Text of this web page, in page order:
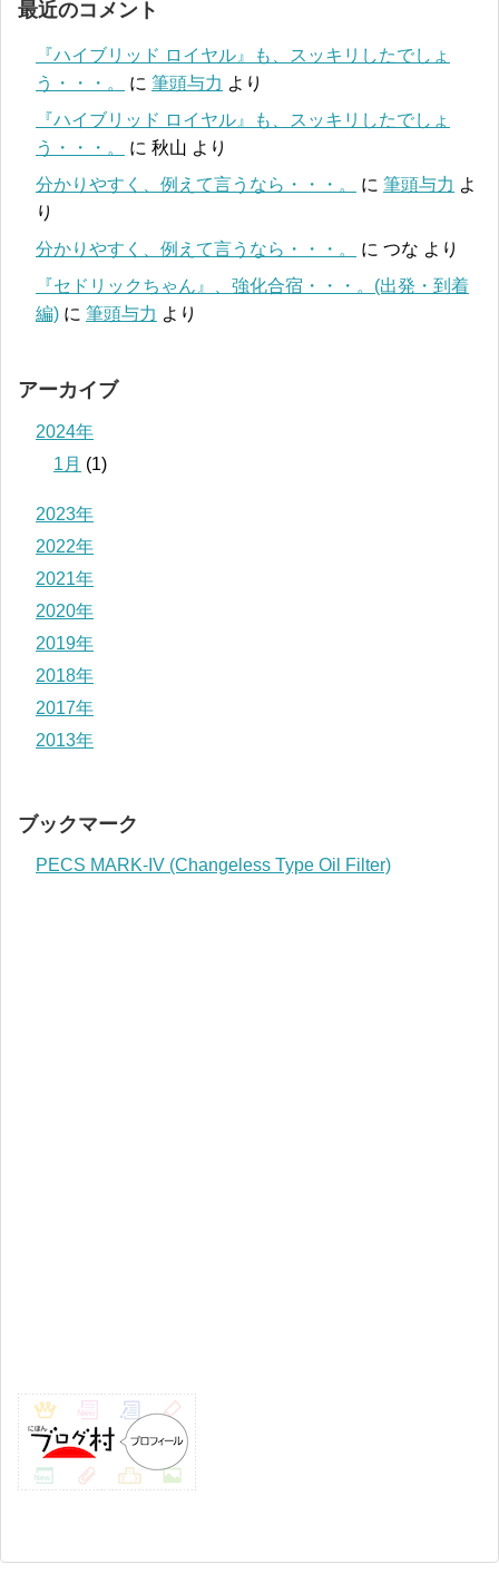
最近のコメント
『ハイブリッド ロイヤル』も、スッキリしたでしょ
う・・・。
に 筆頭与力 より
『ハイブリッド ロイヤル』も、スッキリしたでしょ
う・・・。
に 秋山 より
分かりやすく、例えて言うなら・・・。
に 筆頭与力 よ
り
分かりやすく、例えて言うなら・・・。
に つな より
『セドリックちゃん』、強化合宿・・・。(出発・到着
編) に 筆頭与力 より
アーカイブ
2024年
1月 (1)
2023年
2022年
2021年
2020年
2019年
2018年
2017年
2013年
ブックマーク
PECS MARK-IV (Changeless Type Oil Filter)